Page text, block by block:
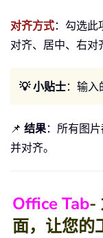
对齐方式：勾选此
对齐、居中、右对
💡 小贴士：输入
📌 结果：所有图
并对齐。
Office Tab-
面，让您的